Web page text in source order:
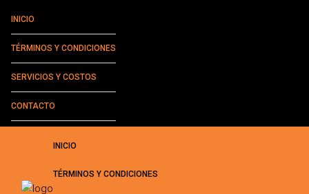
INICIO
TÉRMINOS Y CONDICIONES
SERVICIOS Y COSTOS
CONTACTO
INICIO
TÉRMINOS Y CONDICIONES